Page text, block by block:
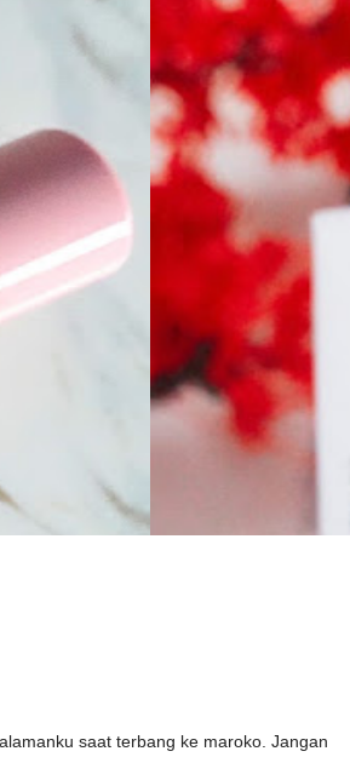
saat terbang ke maroko. Jangan